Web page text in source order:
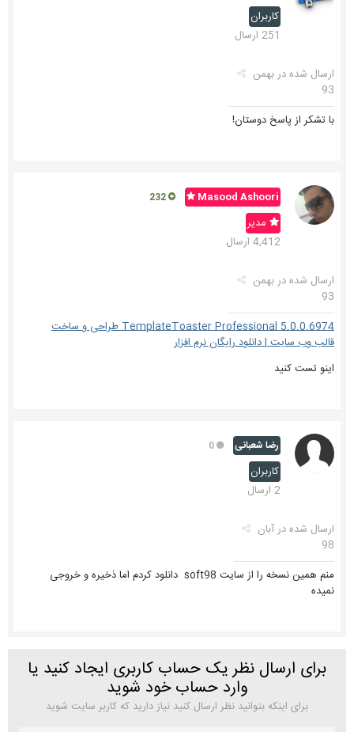
کاربران
251 ارسال
ارسال شده دربهمن
93
با تشکر از پاسخ دوستان!
Masood Ashoori
مدیر
4,412 ارسال
ارسال شده دربهمن
93
TemplateToaster Professional 5.0.0.6974 طراحی و ساخت
قالب وب سایت | دانلود رایگان نرم افزار
اینو تست کنید
رضا شعبانی
کاربران
2 ارسال
ارسال شده درآبان
98
منم همین نسخه را از سایت soft98 دانلود کردم اما ذخیره و خروجی
نمیده
برای ارسال نظر یک حساب کاربری ایجاد کنید یا
وارد حساب خود شوید
برای اینکه بتوانید نظر ارسال کنید نیاز دارید که کاربر سایت شوید